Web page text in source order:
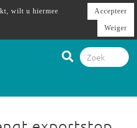
wilt u hiermee
Accepteer
Weiger